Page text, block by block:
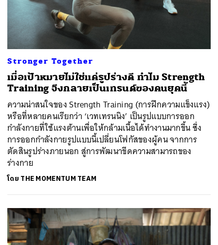
Stronger Together
เมื่อเป้าหมายไม่ใช่แค่รูปร่างดี ทำไม Strength
Training จึงกลายเป็นเทรนด์ของคนยุคนี้
ความน่าสนใจของ Strength Training (การฝึกความแข็งแรง)
หรือที่หลายคนเรียกว่า ‘เวทเทรนนิง’ เป็นรูปแบบการออก
กำลังกายที่ใช้แรงต้านเพื่อให้กล้ามเนื้อได้ทำงานมากขึ้น ซึ่ง
การออกกำลังกายรูปแบบนี้เปลี่ยนโฟกัสของผู้คน จากการ
ตัดสินรูปร่างภายนอก สู่การพัฒนาขีดความสามารถของ
ร่างกาย
โดย THE MOMENTUM TEAM